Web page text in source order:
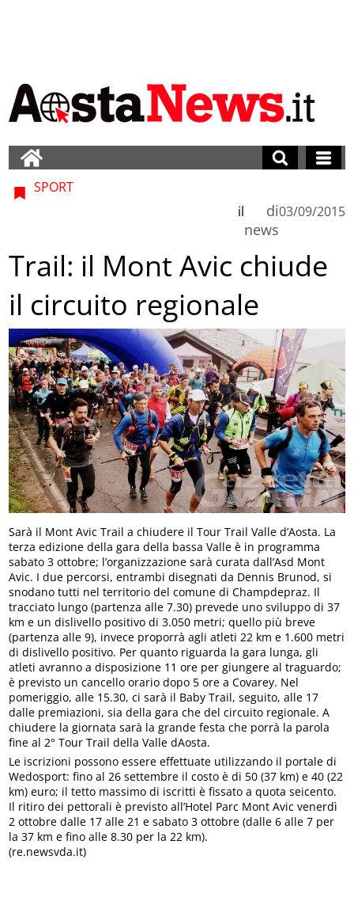
SPORT
di
news
il 03/09/2015
Trail: il Mont Avic chiude
il circuito regionale
Sarà il Mont Avic Trail a chiudere il Tour Trail Valle d’Aosta. La
terza edizione della gara della bassa Valle è in programma
sabato 3 ottobre; l’organizzazione sarà curata dall’Asd Mont
Avic. I due percorsi, entrambi disegnati da Dennis Brunod, si
snodano tutti nel territorio del comune di Champdepraz. Il
tracciato lungo (partenza alle 7.30) prevede uno sviluppo di 37
km e un dislivello positivo di 3.050 metri; quello più breve
(partenza alle 9), invece proporrà agli atleti 22 km e 1.600 metri
di dislivello positivo. Per quanto riguarda la gara lunga, gli
atleti avranno a disposizione 11 ore per giungere al traguardo;
è previsto un cancello orario dopo 5 ore a Covarey. Nel
pomeriggio, alle 15.30, ci sarà il Baby Trail, seguito, alle 17
dalle premiazioni, sia della gara che del circuito regionale. A
chiudere la giornata sarà la grande festa che porrà la parola
fine al 2° Tour Trail della Valle dAosta.
Le iscrizioni possono essere effettuate utilizzando il portale di
Wedosport: fino al 26 settembre il costo è di 50 (37 km) e 40 (22
km) euro; il tetto massimo di iscritti è fissato a quota seicento.
Il ritiro dei pettorali è previsto all’Hotel Parc Mont Avic venerdì
2 ottobre dalle 17 alle 21 e sabato 3 ottobre (dalle 6 alle 7 per
la 37 km e fino alle 8.30 per la 22 km).
(re.newsvda.it)